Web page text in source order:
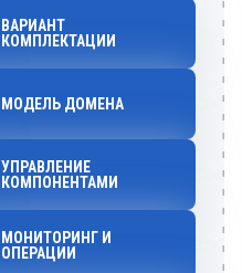
ВАРИАНТ
КОМПЛЕКТАЦИИ
МОДЕЛЬ ДОМЕНА
УПРАВЛЕНИЕ
КОМПОНЕНТАМИ
МОНИТОРИНГ И
ОПЕРАЦИИ